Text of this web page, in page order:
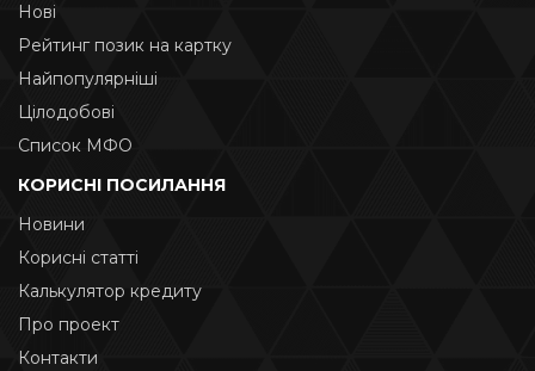
Нові
Рейтинг позик на картку
Найпопулярніші
Цілодобові
Список МФО
КОРИСНІ ПОСИЛАННЯ
Новини
Корисні статті
Калькулятор кредиту
Про проект
Контакти